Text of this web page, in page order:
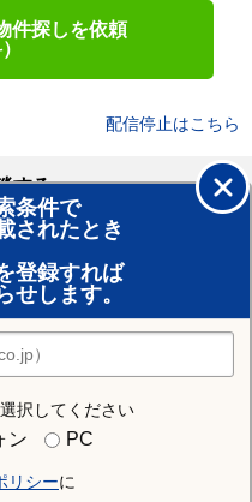
件探しを依頼
配信停止はこちら
条件で
されたとき
登録すれば
せします。
択してください
ン PC
リシーに
する
報を見る